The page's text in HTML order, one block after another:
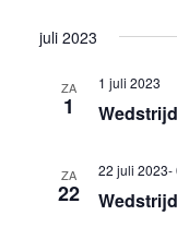
juli 2023
ZA
1
1 juli 2023
ZA
22
22 juli 2023-